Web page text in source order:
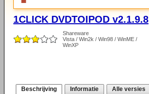
1CLICK DVDTOIPOD v2.1.9.8
Shareware
Vista / Win2k / Win98 / WinME /
WinXP
Beschrijving Informatie Alle versies